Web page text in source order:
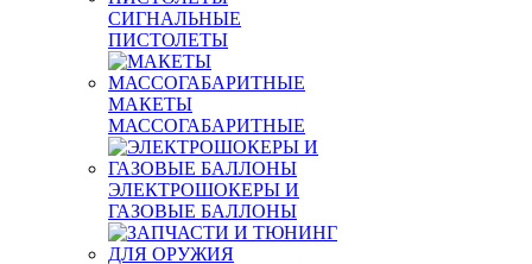
СИГНАЛЬНЫЕ
ПИСТОЛЕТЫ
МАКЕТЫ
МАССОГАБАРИТНЫЕ
ЭЛЕКТРОШОКЕРЫ И
ГАЗОВЫЕ БАЛЛОНЫ